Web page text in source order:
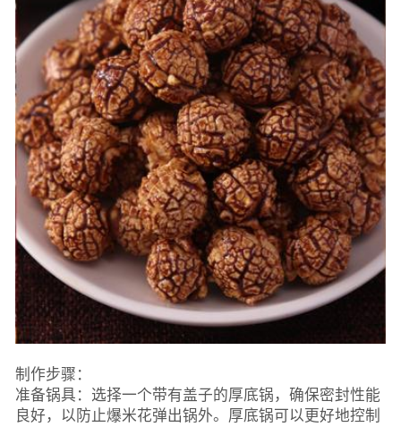
制作步骤：
准备锅具：选择一个带有盖子的厚底锅，确保密封性能
良好，以防止爆米花弹出锅外。厚底锅可以更好地控制